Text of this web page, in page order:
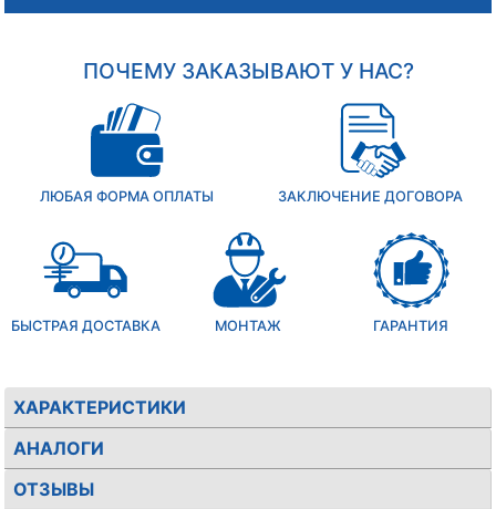
ПОЧЕМУ ЗАКАЗЫВАЮТ У НАС?
ЛЮБАЯ ФОРМА ОПЛАТЫ ЗАКЛЮЧЕНИЕ ДОГОВОРА
БЫСТРАЯ ДОСТАВКА МОНТАЖ ГАРАНТИЯ
ХАРАКТЕРИСТИКИ
АНАЛОГИ
ОТЗЫВЫ